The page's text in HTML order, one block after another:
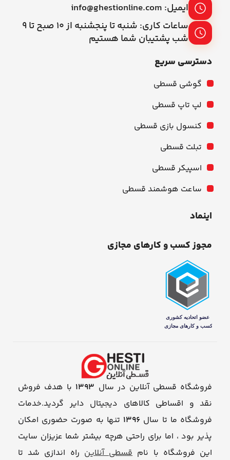
ایمیل: info@ghestionline.com
ساعات کاری: شنبه تا پنجشنبه از ۱۰ صبح تا ۹
شب پشتیبان شما هستیم
دسترسی سریع
گوشی قسطی
لپ تاپ قسطی
کنسول بازی قسطی
تبلت قسطی
اسپیکر قسطی
ساعت هوشمند قسطی
اینماد
مجوز کسب و کارهای مجازی
فروشگاه قسطی آنلاین در سال 1393 با هدف فروش
نقد و اقساطی کالاهای دیجیتال دایر گردید.خدمات
فروشگاه ما تا سال 1396 تنها به صورت حضوری امکان
پذیر بود ، اما برای راحتی هرچه بیشتر شما عزیزان سایت
این فروشگاه با نامقسطی آنلاین راه اندازی شد تا